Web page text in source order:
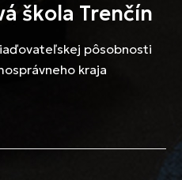
škola Trenčín
pôsobnosti
kraja